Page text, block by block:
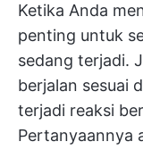
Ketika Anda
penting untuk
sedang terjadi.
berjalan sesuai
terjadi reaksi
Pertanyaannya